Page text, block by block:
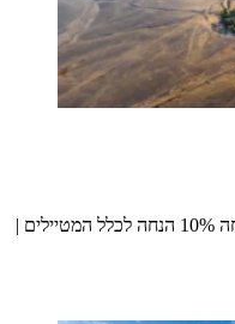
– גלמפינג בערבה עם עד 15% הנחה 10% הנחה לכלל המטיילים |